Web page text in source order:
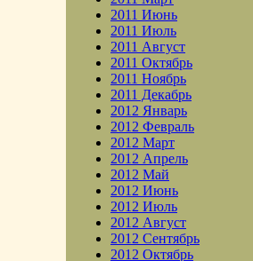
2011 Июнь
2011 Июль
2011 Август
2011 Октябрь
2011 Ноябрь
2011 Декабрь
2012 Январь
2012 Февраль
2012 Март
2012 Апрель
2012 Май
2012 Июнь
2012 Июль
2012 Август
2012 Сентябрь
2012 Октябрь